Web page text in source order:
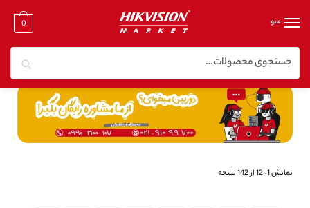
منو 0
خانه / دوربین مدار بسته تحت شبکه
نمایش 1–12 از 142 نتیجه